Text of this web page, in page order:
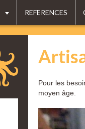
REFERENCES
Pour les
moyen âge.